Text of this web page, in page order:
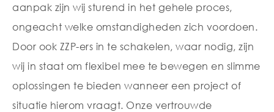
aanpak zijn wij sturend in het gehele proces,
ongeacht welke omstandigheden zich voordoen.
Door ook ZZP-ers in te schakelen, waar nodig, zijn
wij in staat om flexibel mee te bewegen en slimme
oplossingen te bieden wanneer een project of
situatie hierom vraagt. Onze vertrouwde